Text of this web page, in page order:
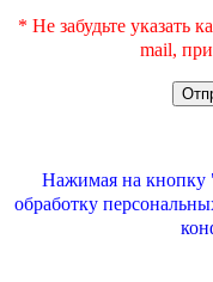
* Не забудьте указать
mail,
Нажимая на кнопку
обработку